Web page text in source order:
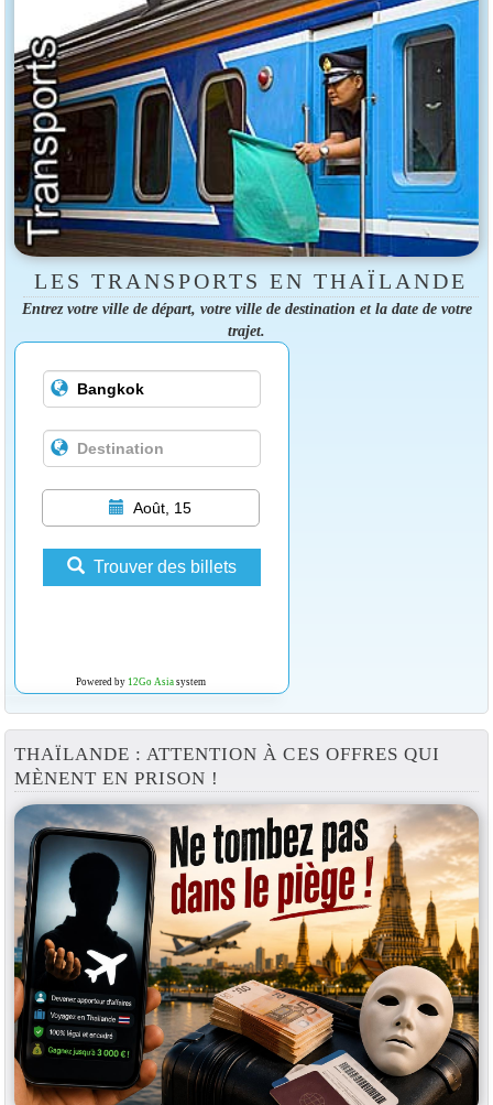
LES TRANSPORTS EN THAÏLANDE
Entrez votre ville de départ, votre ville de destination et la date de votre
trajet.
Août, 15
Trouver des billets
Powered by 12Go Asiasystem
THAÏLANDE : ATTENTION À CES OFFRES QUI
MÈNENT EN PRISON !